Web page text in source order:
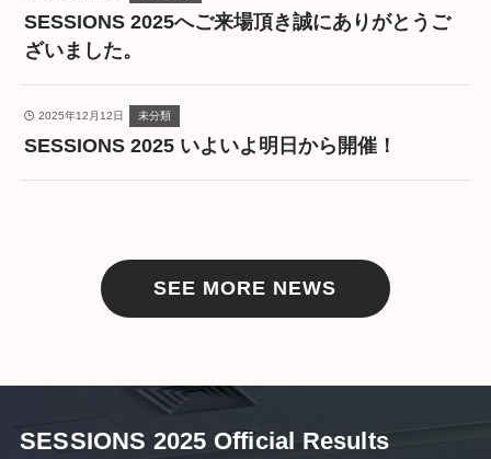
SESSIONS 2025へご来場頂き誠にありがとうご
ざいました。
2025年12月12日 未分類
SESSIONS 2025 いよいよ明日から開催！
SEE MORE NEWS
SESSIONS 2025 Official Results